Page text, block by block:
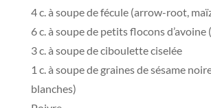
4 c. à soupe de fécule (arrow-root,
6 c. à soupe de petits flocons
3 c. à soupe de ciboulette ciselée
1 c. à soupe de graines de sésame
blanches)